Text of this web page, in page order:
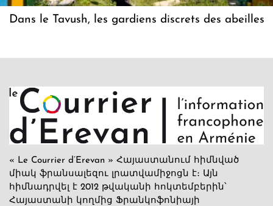
Dans le Tavush, les gardiens discrets des abeilles
« Le Courrier d’Erevan » Հայաստանում հիմնված
միակ ֆրանսալեզու լրատվամիջոցն է։ Այն
հիմնադրվել է 2012 թվականի հոկտեմբերին՝
Հայաստանի կողմից Ֆրանկոֆոնիայի